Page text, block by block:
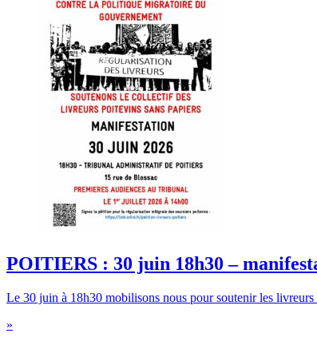
POITIERS : 30 juin 18h30 –
Le 30 juin à 18h30 mobilisons nous pour soutenir les
»